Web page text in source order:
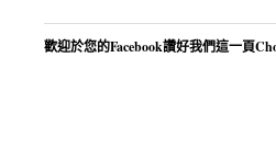
歡迎於您的Facebook讚好我們這一頁